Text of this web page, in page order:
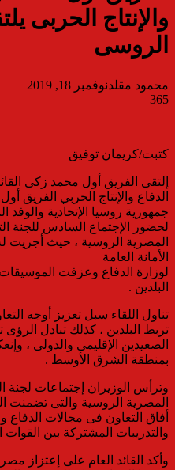
والإنتاج الحربى
الروسى
محمود مقلدنوفمبر 18, 2019
365
كتبت/كريمان توفيق
إلتقى الفريق أول محمد زكى
الدفاع والإنتاج الحربي الفريق
جمهورية روسيا الإتحادية
لحضور الإجتماع السادس للجنة
المصرية الروسية ، حيث أجريت
الأمانة العامة
لوزارة الدفاع وعزفت
البلدين .
تناول اللقاء سبل تعزيز أوجه
تربط البلدين ، كذلك تبادل
الصعيدين الإقليمى والدولى ،
بمنطقة الشرق الأوسط .
وترأس الوزيران إجتماعات لجنة
المصرية الروسية والتى تضمنت
أفاق التعاون فى مجالات الدفاع
والتدريبات المشتركة بين القوات
وأكد القائد العام على إعتزاز